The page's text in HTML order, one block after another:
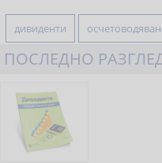
дивиденти
ПОСЛЕДНО